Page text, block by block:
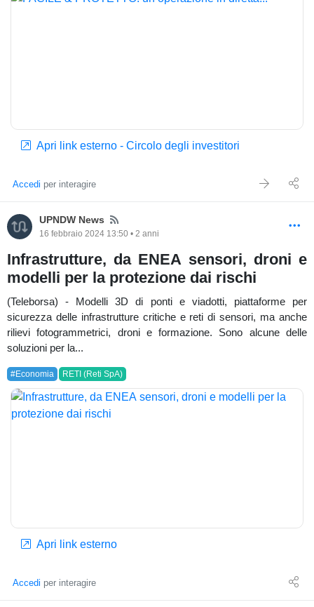
Apri link esterno - Circolo degli investitori
Accedi per interagire
UPNDW News News
16 febbraio 2024 13:50 • 2 anni
Infrastrutture, da ENEA sensori, droni e
modelli per la protezione dai rischi
(Teleborsa) - Modelli 3D di ponti e viadotti, piattaforme per
sicurezza delle infrastrutture critiche e reti di sensori, ma anche
rilievi fotogrammetrici, droni e formazione. Sono alcune delle
soluzioni per la...
#Economia RETI (Reti SpA)
Apri link esterno
Accedi per interagire